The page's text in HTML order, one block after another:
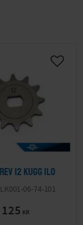
12 kugg Ilo
06-74-101
125 KR